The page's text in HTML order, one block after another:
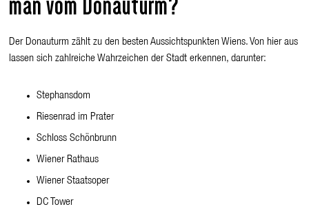
man vom Donauturm?
Der Donauturm zählt zu den besten Aussichtspunkten Wiens. Von hier aus
lassen sich zahlreiche Wahrzeichen der Stadt erkennen, darunter:
Stephansdom
Riesenrad im Prater
Schloss Schönbrunn
Wiener Rathaus
Wiener Staatsoper
DC Tower